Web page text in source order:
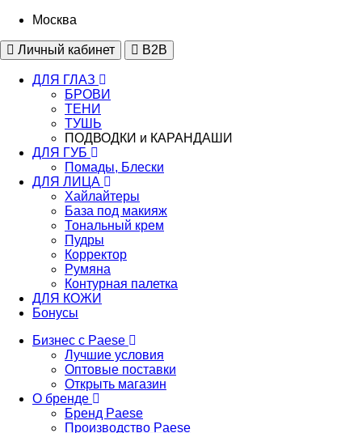
Москва
Личный кабинет B2B
ДЛЯ ГЛАЗ
БРОВИ
ТЕНИ
ТУШЬ
ПОДВОДКИ и КАРАНДАШИ
ДЛЯ ГУБ
Помады, Блески
ДЛЯ ЛИЦА
Хайлайтеры
База под макияж
Тональный крем
Пудры
Корректор
Румяна
Контурная палетка
ДЛЯ КОЖИ
Бонусы
Бизнес с Paese
Лучшие условия
Оптовые поставки
Открыть магазин
О бренде
Бренд Paese
Производство Paese